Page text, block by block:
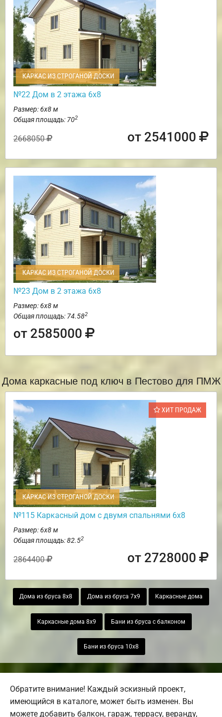
КАРКАС ИЗ СТРОГАНОЙ ДОСКИ
№22 Дом в 2 этажа 6х8
Размер: 6х8 м
Общая площадь: 702
2668050 от 2541000
КАРКАС ИЗ СТРОГАНОЙ ДОСКИ
№23 Дом в 2 этажа 6х8
Размер: 6х8 м
Общая площадь: 74.582
от 2585000
Дома каркасные под ключ в Пестово для ПМЖ
ХИТ ПРОДАЖ
КАРКАС ИЗ СТРОГАНОЙ ДОСКИ
№115 Каркасный дом с двумя спальнями 6х8
Размер: 6х8 м
Общая площадь: 82.52
2864400 от 2728000
Дома из бруса 8х8 Дома из бруса 7х9 Каркасные дома
Каркасные дома 8х9 Бани из бруса с балконом
Бани из бруса 10х8
Обратите внимание! Каждый эскизный проект,
имеющийся в каталоге, может быть изменен. Вы
можете добавить балкон, гараж, террасу, веранду,